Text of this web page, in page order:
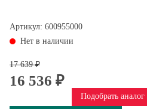
Артикул: 600955000
Нет в наличии
17 639 ₽
16 536 ₽
Подобрать аналог